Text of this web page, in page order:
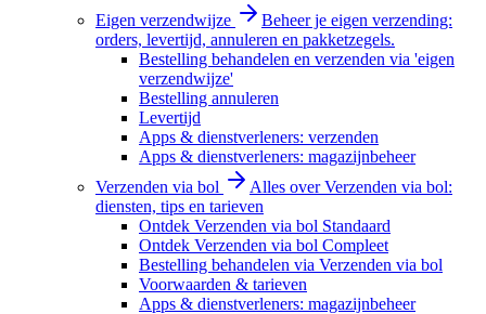
Eigen verzendwijze
Beheer je eigen verzending:
orders, levertijd, annuleren en pakketzegels.
Bestelling behandelen en verzenden via 'eigen
verzendwijze'
Bestelling annuleren
Levertijd
Apps & dienstverleners: verzenden
Apps & dienstverleners: magazijnbeheer
Verzenden via bol
Alles over Verzenden via bol:
diensten, tips en tarieven
Ontdek Verzenden via bol Standaard
Ontdek Verzenden via bol Compleet
Bestelling behandelen via Verzenden via bol
Voorwaarden & tarieven
Apps & dienstverleners: magazijnbeheer